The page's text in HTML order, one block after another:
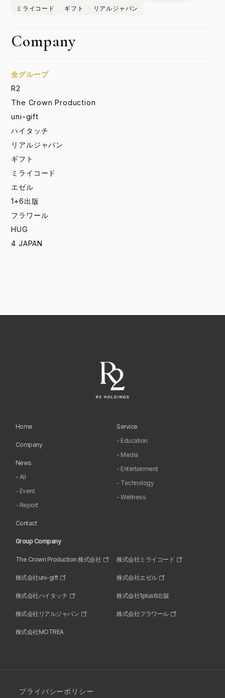
Company
全グループ
R2
The Crown Production
uni-gift
ハイタッチ
リアルジャパン
ギフト
ミライコード
エゼル
1+6出版
フラワール
HUG
4 JAPAN
ミライコード
ギフト リアルジャパン
Home
Company
News
- All
- Event
- Report
Contact
Service
- Education
- Media
- Entertainment
- Technology
- Wellness
Group Company
The Crown Production 株式会社
株式会社uni-gift
株式会社ハイタッチ
株式会社リアルジャパン
株式会社MOTREA
株式会社ミライコード
株式会社エゼル
株式会社1plus6出版
株式会社フラワール
プライバシーポリシー